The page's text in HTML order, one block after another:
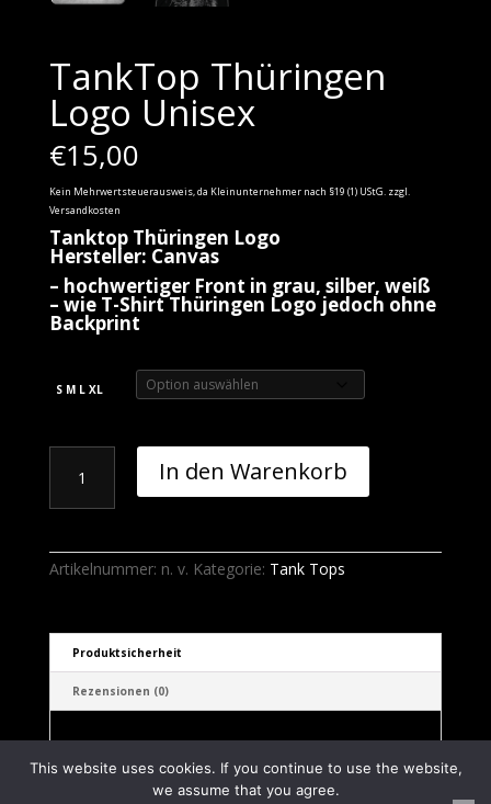
TankTop Thüringen
Logo Unisex
€15,00
Kein Mehrwertsteuerausweis, da Kleinunternehmer nach §19 (1) UStG. zzgl.
Versandkosten
Tanktop Thüringen Logo
Hersteller: Canvas
– hochwertiger Front in grau, silber, weiß
– wie T-Shirt Thüringen Logo jedoch ohne
Backprint
S M L XL
Thüringen
Unisex
In den Warenkorb
Artikelnummer: n. v. Kategorie: Tank Tops
Produktsicherheit
Rezensionen (0)
This website uses cookies. If you continue to use the website,
we assume that you agree.